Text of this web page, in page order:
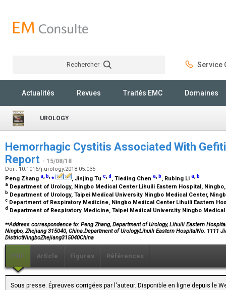
Rechercher Service
Actualités Revues Traités EMC Domaines
UROLOGY
Hemorrhagic Cystitis Associated With
Report - 15/08/18
Doi : 10.1016/j.urology.2018.05.035
Peng Zhang a, b,⁎ , Jinjing Tu c,d , Tieding Chen a, b, Rubing Li a, b
a Department of Urology, Ningbo Medical Center Lihuili Eastern Hospital,
b Department of Urology, Taipei Medical University Ningbo Medical Center,
c Department of Respiratory Medicine, Ningbo Medical Center Lihuili Eastern
d Department of Respiratory Medicine, Taipei Medical University Ningbo
⁎⁎Address correspondence to: Peng Zhang, Department of Urology, Lihuili Eastern
Ningbo, Zhejiang 315040, China.Department of UrologyLihuili Eastern HospitalNo. 1111
DistrictNingboZhejiang315040China
PDF Article Figures Références
Sous presse. Épreuves corrigées par l'auteur. Disponible en ligne depuis le